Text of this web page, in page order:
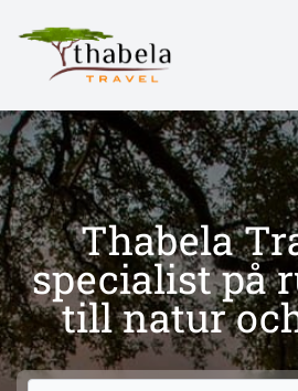
Thabela
specialist på
till natur